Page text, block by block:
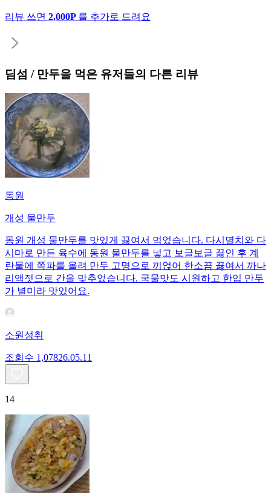
리뷰 쓰면 2,000P 를 추가로 드려요
딤섬 / 만두을 먹은 유저들의 다른 리뷰
동원
개성 물만두
동원 개성 물만두를 맛있게 끓여서 먹었습니다. 다시멸치와 다
시마로 만든 육수에 동원 물만두를 넣고 보글보글 끓인 후 계
란물에 쪽파를 올려 만두 고명으로 끼얹어 한소끔 끓여서 까나
리액젓으로 간을 맞추었습니다. 국물맛도 시원하고 한입 만두
가 별미라 맛있어요.
소원성취
조회수 1,07826.05.11
14